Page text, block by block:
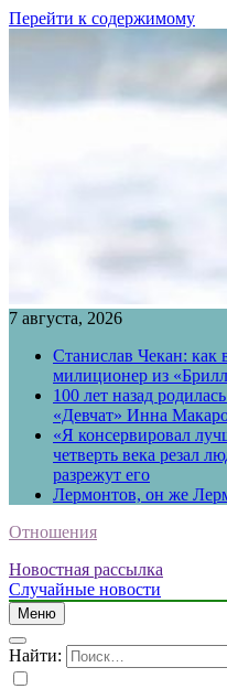
Перейти к содержимому
7 августа, 2026
Станислав Чекан: как
милиционер из
100 лет назад
«Девчат» Инна
«Я консервировал
четверть века резал
разрежут его
Лермонтов, он же
Отношения
Новостная рассылка
Случайные новости
Меню
Найти: